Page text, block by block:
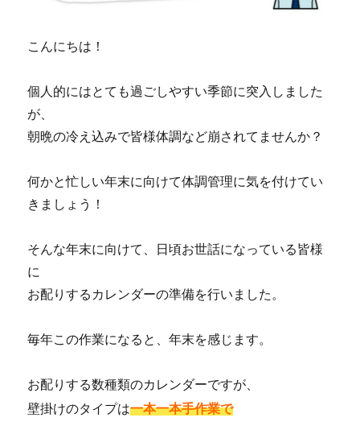
こんにちは！
個人的にはとても過ごしやすい季節に突入しました
が、
朝晩の冷え込みで皆様体調など崩されてませんか？
何かと忙しい年末に向けて体調管理に気を付けてい
きましょう！
そんな年末に向けて、日頃お世話になっている皆様
に
お配りするカレンダーの準備を行いました。
毎年この作業になると、年末を感じます。
お配りする数種類のカレンダーですが、
壁掛けのタイプは一本一本手作業で